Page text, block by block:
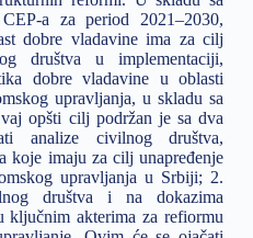
a za period 2021–2030,
dobre vladavine ima za cilj
društva u implementaciji,
dobre vladavine u oblasti
upravljanja, u skladu sa
opšti cilj podržan je sa dva
analize civilnog društva,
koje imaju za cilj unapređenje
upravljanja u Srbiji; 2.
društva i na dokazima
ključnim akterima za refiormu